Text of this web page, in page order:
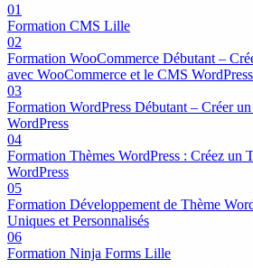
01
Formation CMS Lille
02
Formation WooCommerce Débutant –
avec WooCommerce et le CMS WordPress
03
Formation WordPress Débutant – Créer
WordPress
04
Formation Thèmes WordPress : Créez un
WordPress
05
Formation Développement de Thème
Uniques et Personnalisés
06
Formation Ninja Forms Lille